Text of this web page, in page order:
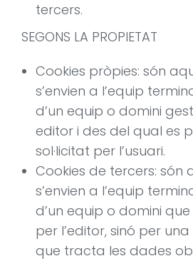
tercers.
SEGONS LA PROPIETAT
Cookies pròpies: són
s’envien a l’equip
d’un equip o domini
editor i des del qual es
sol·licitat per l’usuari.
Cookies de tercers: són
s’envien a l’equip
d’un equip o domini
per l’editor, sinó per
que tracta les dades